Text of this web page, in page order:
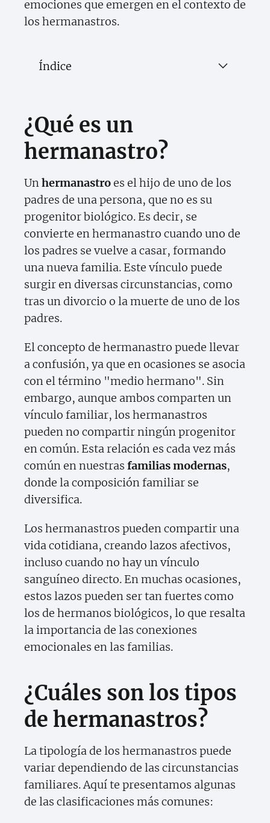
emociones que emergen en el contexto de
los hermanastros.
Índice
¿Qué es un
hermanastro?
Unhermanastroes el hijo de uno de los
padres de una persona, que no es su
progenitor biológico. Es decir, se
convierte en hermanastro cuando uno de
los padres se vuelve a casar, formando
una nueva familia. Este vínculo puede
surgir en diversas circunstancias, como
tras un divorcio o la muerte de uno de los
padres.
El concepto de hermanastro puede llevar
a confusión, ya que en ocasiones se asocia
con el término "medio hermano". Sin
embargo, aunque ambos comparten un
vínculo familiar, los hermanastros
pueden no compartir ningún progenitor
en común. Esta relación es cada vez más
común en nuestras familias modernas,
donde la composición familiar se
diversifica.
Los hermanastros pueden compartir una
vida cotidiana, creando lazos afectivos,
incluso cuando no hay un vínculo
sanguíneo directo. En muchas ocasiones,
estos lazos pueden ser tan fuertes como
los de hermanos biológicos, lo que resalta
la importancia de las conexiones
emocionales en las familias.
¿Cuáles son los tipos
de hermanastros?
La tipología de los hermanastros puede
variar dependiendo de las circunstancias
familiares. Aquí te presentamos algunas
de las clasificaciones más comunes: